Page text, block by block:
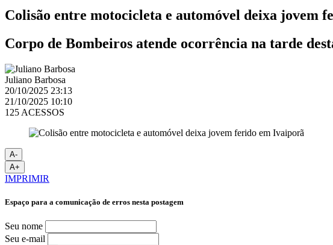
Colisão entre motocicleta e automóvel deixa jovem
Corpo de Bombeiros atende ocorrência na tarde
Juliano Barbosa
20/10/2025 23:13
21/10/2025 10:10
125 ACESSOS
A-
A+
IMPRIMIR
Espaço para a comunicação de erros nesta postagem
Seu nome
Seu e-mail